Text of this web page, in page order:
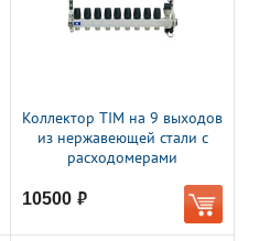
Коллектор TIM на 9 выходов
из нержавеющей стали с
расходомерами
10500 руб.